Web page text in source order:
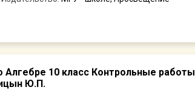
Алгебре 10 класс Контрольные работы
Ю.П.